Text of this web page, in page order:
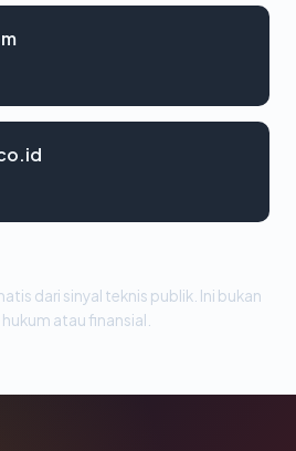
dari sinyal teknis publik. Ini bukan
atau finansial.